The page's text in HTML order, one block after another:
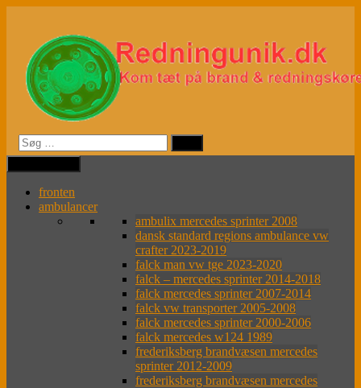
indhold
fronten
ambulancer
ambulix mercedes sprinter 2008
dansk standard regions ambulance vw
crafter 2023-2019
falck man vw tge 2023-2020
falck – mercedes sprinter 2014-2018
falck mercedes sprinter 2007-2014
falck vw transporter 2005-2008
falck mercedes sprinter 2000-2006
falck mercedes w124 1989
frederiksberg brandvæsen mercedes
sprinter 2012-2009
frederiksberg brandvæsen mercedes